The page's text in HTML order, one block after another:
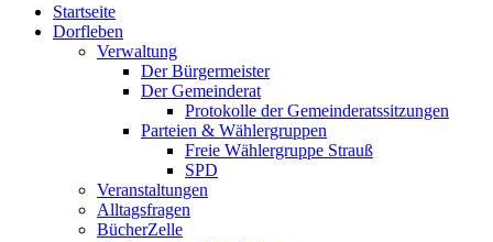
oben
scrollen
Startseite
Dorfleben
Verwaltung
Der Bürgermeister
Der Gemeinderat
Protokolle der Gemeinderatssitzungen
Parteien & Wählergruppen
Freie Wählergruppe Strauß
SPD
Veranstaltungen
Alltagsfragen
BücherZelle